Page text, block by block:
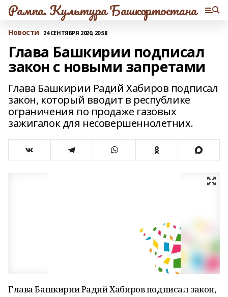
Рампа. Культура Башкортостана
Новости 24 СЕНТЯБРЯ 2020, 20:58
Глава Башкирии подписал
закон с новыми запретами
Глава Башкирии Радий Хабиров подписал
закон, который вводит в республике
ограничения по продаже газовых
зажигалок для несовершеннолетних.
Глава Башкирии Радий Хабиров подписал закон,